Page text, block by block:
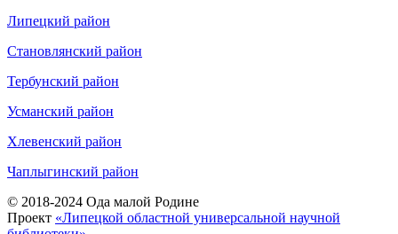
Липецкий район
Становлянский район
Тербунский район
Усманский район
Хлевенский район
Чаплыгинский район
© 2018-2024 Ода малой Родине
Проект «Липецкой областной универсальной научной